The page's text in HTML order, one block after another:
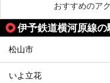
おすすめのア
伊予鉄道横河原線
松山市
いよ立花